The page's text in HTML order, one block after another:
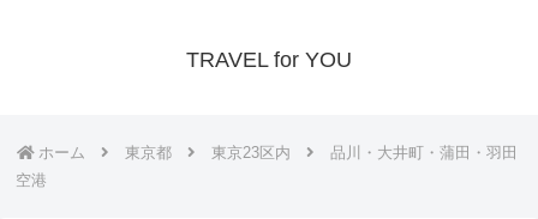
TRAVEL for YOU
ホーム 東京都 東京23区内
品川・大井町・蒲田・羽田
空港